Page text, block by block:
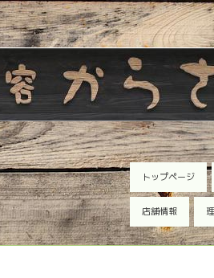
トップページ
店舗情報